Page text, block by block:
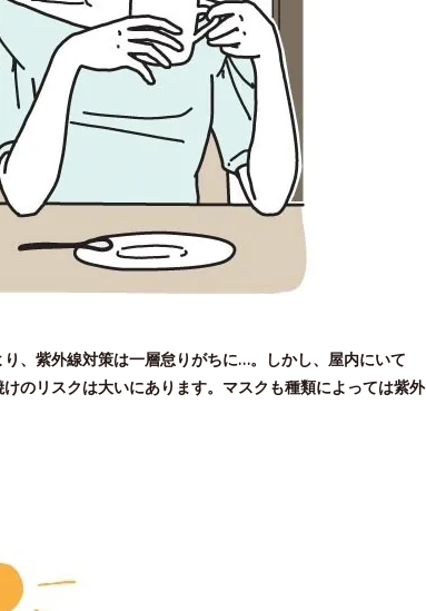
、紫外線対策は一層怠りがちに…。しかし、屋内にいて
のリスクは大いにあります。マスクも種類によっては紫外